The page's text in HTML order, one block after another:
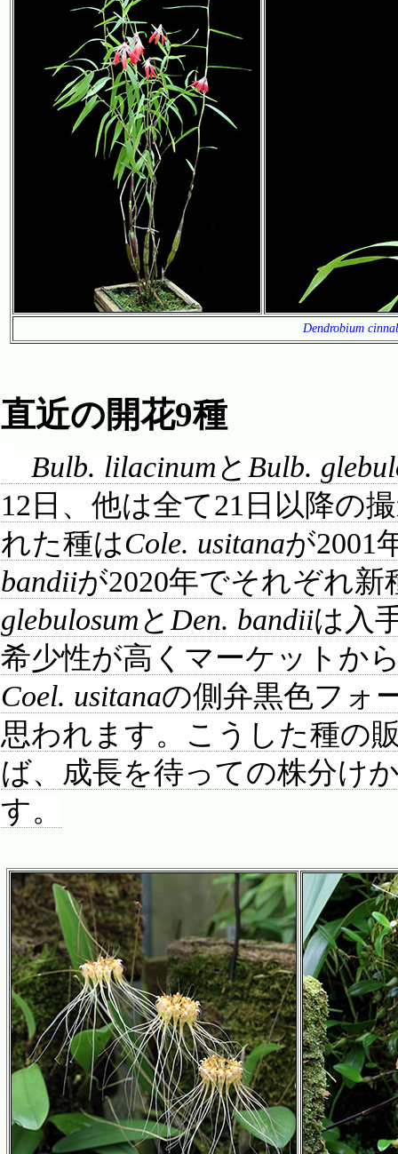
Dendrobium
直近の開花9種
Bulb. lilacinum と Bulb.
12日、他は全て21日以降の
れた種はCole. usitanaが2001
bandiiが2020年でそれぞれ
glebulosum と Den. bandiiは入
希少性が高くマーケットか
Coel. usitanaの側弁黒色フォ
思われます。こうした種の
ば、成長を待っての株分け
す。